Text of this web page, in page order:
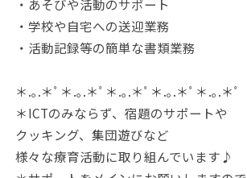
・あそびや活動のサポート
・学校や自宅への送迎業務
・活動記録等の簡単な書類業務
＊.｡.＊ﾟ＊.｡.＊ﾟ＊.｡.＊ﾟ＊.｡.＊ﾟ＊.｡.＊ﾟ
＊ICTのみならず、宿題のサポートや
クッキング、集団遊びなど
様々な療育活動に取り組んでいます♪